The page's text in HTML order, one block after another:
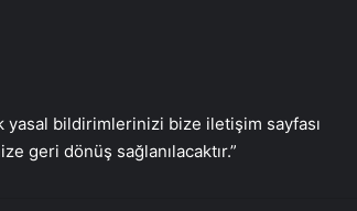
yasal bildirimlerinizi bize iletişim sayfası
geri dönüş sağlanılacaktır.”
Serjoy : Dijital Medya Ajansı, Google